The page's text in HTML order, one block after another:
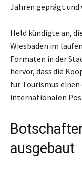
Jahren geprägt
Held kündigte an,
Wiesbaden im
Formaten in der
hervor, dass die
für Tourismus
internationalen
ausgebaut